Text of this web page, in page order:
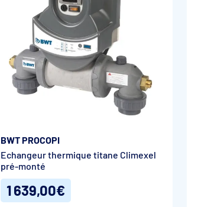
BWT PROCOPI
Echangeur thermique titane Climexel
pré-monté
1 639,00€